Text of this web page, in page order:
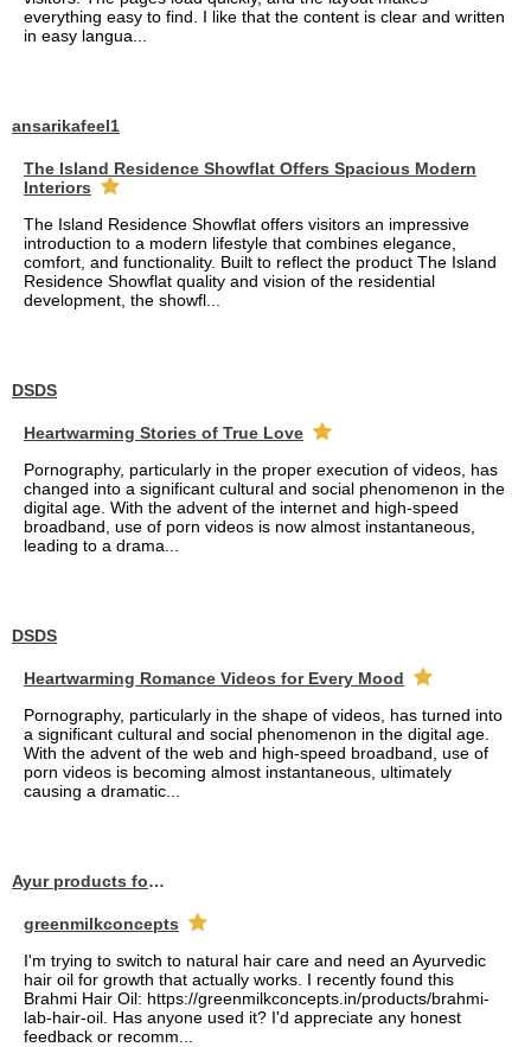
everything easy to find. I like that the content is clear and written
in easy langua...
ansarikafeel1
The Island Residence Showflat Offers Spacious Modern
Interiors
The Island Residence Showflat offers visitors an impressive
introduction to a modern lifestyle that combines elegance,
comfort, and functionality. Built to reflect the product The Island
Residence Showflat quality and vision of the residential
development, the showfl...
DSDS
Heartwarming Stories of True Love
Pornography, particularly in the proper execution of videos, has
changed into a significant cultural and social phenomenon in the
digital age. With the advent of the internet and high-speed
broadband, use of porn videos is now almost instantaneous,
leading to a drama...
DSDS
Heartwarming Romance Videos for Every Mood
Pornography, particularly in the shape of videos, has turned into
a significant cultural and social phenomenon in the digital age.
With the advent of the web and high-speed broadband, use of
porn videos is becoming almost instantaneous, ultimately
causing a dramatic...
Ayur products for hair
greenmilkconcepts
I'm trying to switch to natural hair care and need an Ayurvedic
hair oil for growth that actually works. I recently found this
Brahmi Hair Oil: https://greenmilkconcepts.in/products/brahmi-
lab-hair-oil. Has anyone used it? I'd appreciate any honest
feedback or recomm...